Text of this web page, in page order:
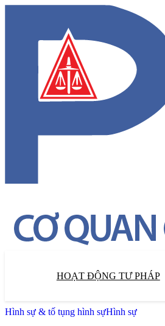
HOẠT ĐỘNG TƯ PHÁP
Hình sự & tố tụng hình sựHình sự